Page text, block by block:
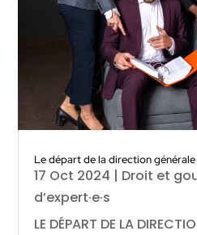
Le départ de la direction générale
17 Oct 2024 | Droit et
d’expert·e·s
LE DÉPART DE LA